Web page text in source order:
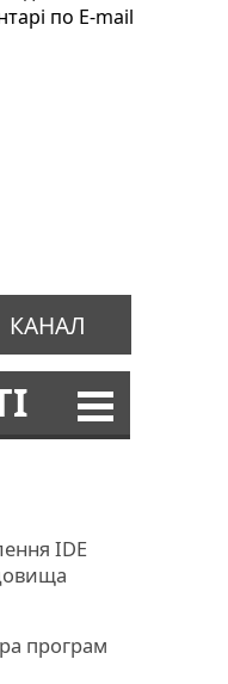
по E-mail
КАНАЛ
IDE
програм